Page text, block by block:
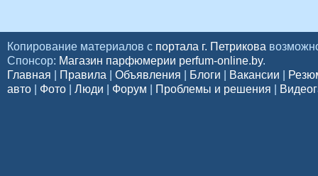
Копирование материалов с портала г. Петрикова
Спонсор: Магазин парфюмерии perfum-online.by.
Главная | Правила | Объявления | Блоги | Вакансии |
авто | Фото | Люди | Форум | Проблемы и решения |